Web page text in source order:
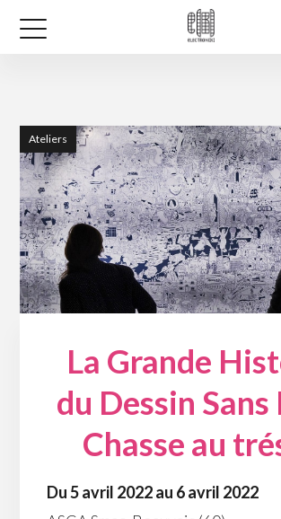
Ateliers
La Grande
du Dessin Sans
Chasse au
Du 5 avril 2022 au 6 avril 2022